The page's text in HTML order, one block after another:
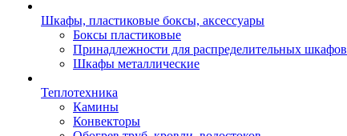
Шкафы, пластиковые боксы, аксессуары
Боксы пластиковые
Принадлежности для распределительных шкафов
Шкафы металлические
Теплотехника
Камины
Конвекторы